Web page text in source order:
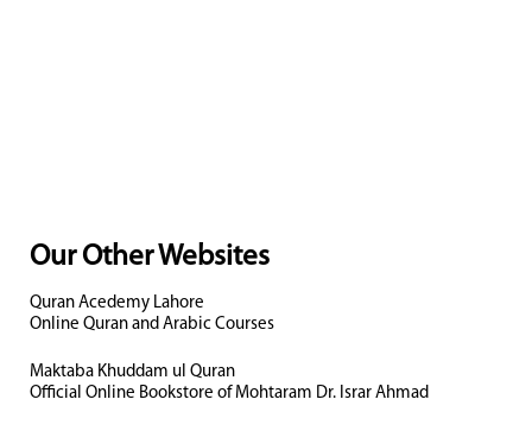
Our Other Websites
Quran Acedemy Lahore
Online Quran and Arabic Courses
Maktaba Khuddam ul Quran
Official Online Bookstore of Mohtaram Dr. Israr Ahmad